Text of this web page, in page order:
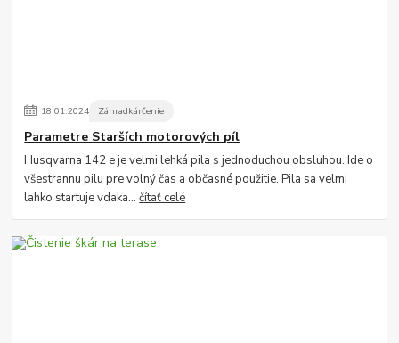
18.01.2024 Záhradkárčenie
Parametre Starších motorových píl
Husqvarna 142 e je velmi lehká pila s jednoduchou obsluhou. Ide o
všestrannu pilu pre volný čas a občasné použitie. Pila sa velmi
lahko startuje vdaka...čítať celé